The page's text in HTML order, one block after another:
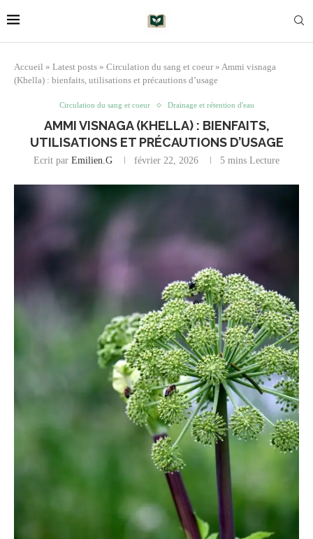
Accueil » Latest posts » Circulation du sang et coeur» Ammi visnaga
(Khella) : bienfaits, utilisations et précautions d’usage
Circulation du sang et coeur Drainage et rétention d'eau
AMMI VISNAGA (KHELLA) : BIENFAITS,
UTILISATIONS ET PRÉCAUTIONS D’USAGE
Ecrit par Emilien.G février 22, 2026 5 mins Lecture